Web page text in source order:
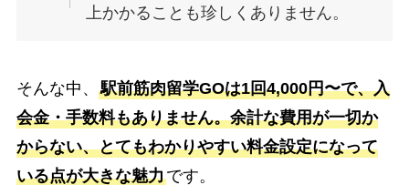
上かかることも珍しくありません。
そんな中、 駅前筋肉留学GOは1回4,000円〜で、入
会金・手数料もありません。余計な費用が一切か
からない、とてもわかりやすい料金設定になって
いる点が大きな魅力です。